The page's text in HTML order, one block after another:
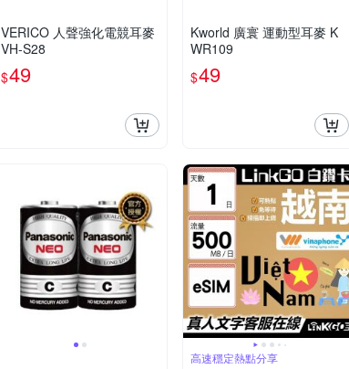
VERICO 人聲強化電競耳麥
VH-S28
$49
Kworld 廣寰 運動型耳麥 K
WR109
$49
高速穩定熱點分享